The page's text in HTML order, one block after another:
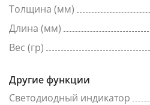
Толщина (мм)
Длина (мм)
Вес (гр)
Другие функции
Светодиодный индикатор